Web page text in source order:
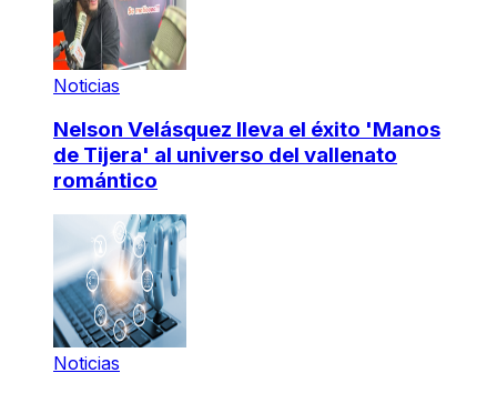
Noticias
Nelson Velásquez lleva el éxito 'Manos
de Tijera' al universo del vallenato
romántico
Noticias